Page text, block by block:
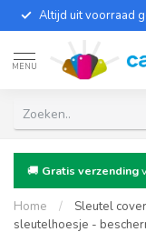
Altijd uit voorraad
MENU
🚚 Gratis verzending
Home /
Sleutel
sleutelhoesje -